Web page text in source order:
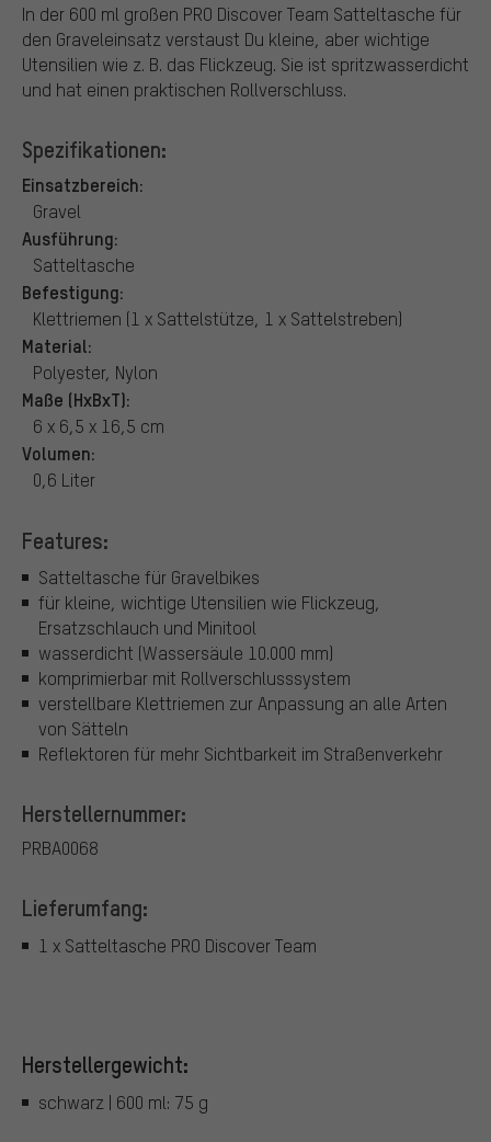
In der 600 ml großen PRO Discover Team Satteltasche für
den Graveleinsatz verstaust Du kleine, aber wichtige
Utensilien wie z. B. das Flickzeug. Sie ist spritzwasserdicht
und hat einen praktischen Rollverschluss.
Spezifikationen:
Einsatzbereich:
Gravel
Ausführung:
Satteltasche
Befestigung:
Klettriemen (1 x Sattelstütze, 1 x Sattelstreben)
Material:
Polyester, Nylon
Maße (HxBxT):
6 x 6,5 x 16,5 cm
Volumen:
0,6 Liter
Features:
Satteltasche für Gravelbikes
für kleine, wichtige Utensilien wie Flickzeug,
Ersatzschlauch und Minitool
wasserdicht (Wassersäule 10.000 mm)
komprimierbar mit Rollverschlusssystem
verstellbare Klettriemen zur Anpassung an alle Arten
von Sätteln
Reflektoren für mehr Sichtbarkeit im Straßenverkehr
Herstellernummer:
PRBA0068
Lieferumfang:
1 x Satteltasche PRO Discover Team
Herstellergewicht:
schwarz | 600 ml: 75 g